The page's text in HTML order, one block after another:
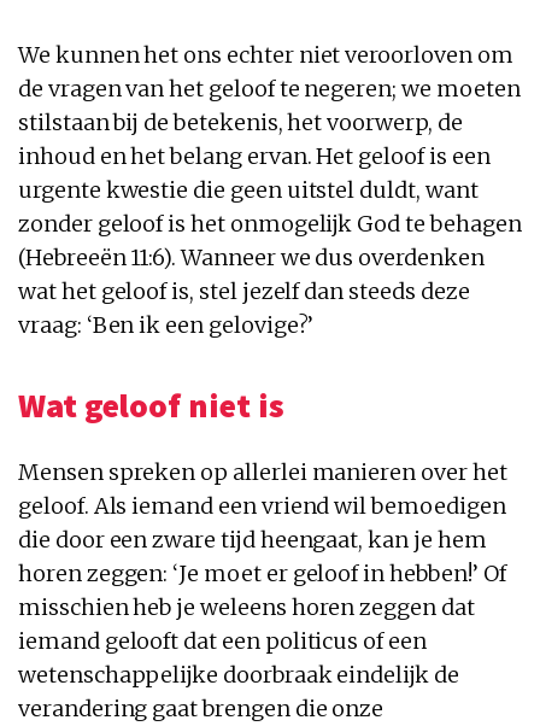
We kunnen het ons echter niet veroorloven om
de vragen van het geloof te negeren; we moeten
stilstaan bij de betekenis, het voorwerp, de
inhoud en het belang ervan. Het geloof is een
urgente kwestie die geen uitstel duldt, want
zonder geloof is het onmogelijk God te behagen
(Hebreeën 11:6). Wanneer we dus overdenken
wat het geloof is, stel jezelf dan steeds deze
vraag: ‘Ben ik een gelovige?’
Wat geloof niet is
Mensen spreken op allerlei manieren over het
geloof. Als iemand een vriend wil bemoedigen
die door een zware tijd heengaat, kan je hem
horen zeggen: ‘Je moet er geloof in hebben!’ Of
misschien heb je weleens horen zeggen dat
iemand gelooft dat een politicus of een
wetenschappelijke doorbraak eindelijk de
verandering gaat brengen die onze